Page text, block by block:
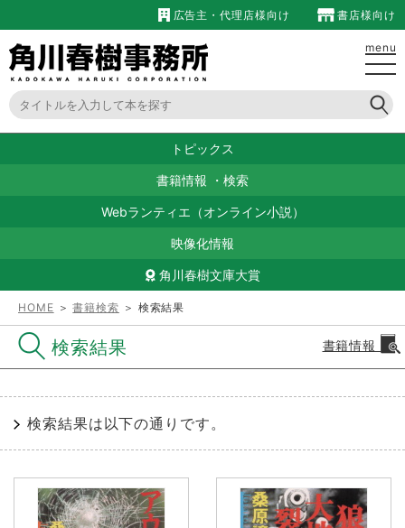
広告主・代理店様向け 書店様向け
menu
トピックス
書籍情報 ・ 検索
Webランティエ（オンライン小説）
映像化情報
角川春樹文庫大賞
HOME ＞書籍検索 ＞ 検索結果
検索結果 書籍情報
検索結果は以下の通りです。